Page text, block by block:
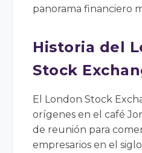
panorama financiero
Historia del
Stock
El London Stock
orígenes en el café
de reunión para
empresarios en el siglo